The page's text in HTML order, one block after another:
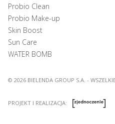
Probio Clean
Probio Make-up
Skin Boost
Sun Care
WATER BOMB
© 2026 BIELENDA GROUP S.A. -
PROJEKT I REALIZACJA: